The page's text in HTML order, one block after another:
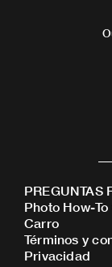
PREGUNTAS
Photo How-
Carro
Términos y
Privacidad